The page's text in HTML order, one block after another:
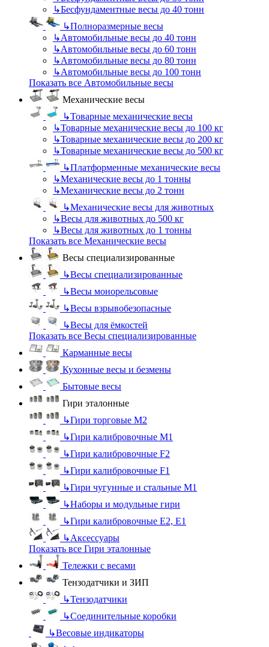
↳Бесфундаментные весы до 40 тонн
↳Полноразмерные весы
↳Автомобильные весы до 40 тонн
↳Автомобильные весы до 60 тонн
↳Автомобильные весы до 80 тонн
↳Автомобильные весы до 100 тонн
Показать все Автомобильные весы
Механические весы
↳Товарные механические весы
↳Товарные механические весы до 100 кг
↳Товарные механические весы до 200 кг
↳Товарные механические весы до 500 кг
↳Платформенные механические весы
↳Механические весы до 1 тонны
↳Механические весы до 2 тонн
↳Механические весы для животных
↳Весы для животных до 500 кг
↳Весы для животных до 1 тонны
Показать все Механические весы
Весы специализированные
↳Весы специализированные
↳Весы монорельсовые
↳Весы взрывобезопасные
↳Весы для ёмкостей
Показать все Весы специализированные
Карманные весы
Кухонные весы и безмены
Бытовые весы
Гири эталонные
↳Гири торговые М2
↳Гири калибровочные М1
↳Гири калибровочные F2
↳Гири калибровочные F1
↳Гири чугунные и стальные М1
↳Наборы и модульные гири
↳Гири калибровочные E2, Е1
↳Аксессуары
Показать все Гири эталонные
Тележки с весами
Тензодатчики и ЗИП
↳Тензодатчики
↳Соединительные коробки
↳Весовые индикаторы